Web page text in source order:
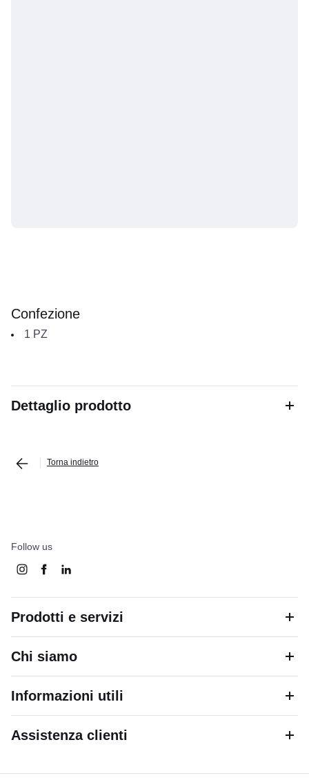
Confezione
1 PZ
Dettaglio prodotto
Torna indietro
Follow us
Prodotti e servizi
Chi siamo
Informazioni utili
Assistenza clienti